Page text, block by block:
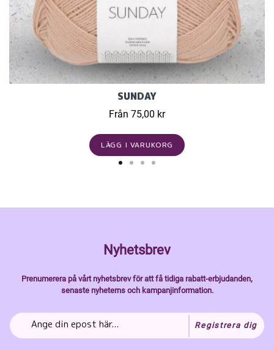
SUNDAY
Från 75,00 kr
LÄGG I VARUKORG
Nyhetsbrev
Prenumerera på vårt nyhetsbrev för att få tidiga rabatt-erbjudanden,
senaste nyheterns och kampanjinformation.
Registrera dig